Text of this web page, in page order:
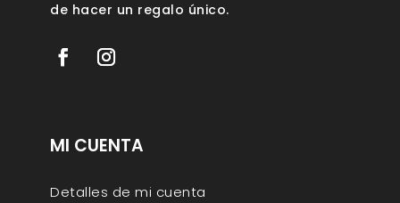
de hacer un regalo único.
MI CUENTA
Detalles de mi cuenta